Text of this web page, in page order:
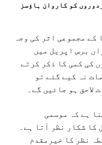
کو کاروان ہاؤسز
مجموعی اثر کی وجہ
برس اپریل میں
کی کمی کا ذکر کرتے
نہ کیے گئے تو
ہو جائیں گے۔
ہے کہ موسمی
شکار نظر آتا ہے۔
نظر کا خیرمقدم